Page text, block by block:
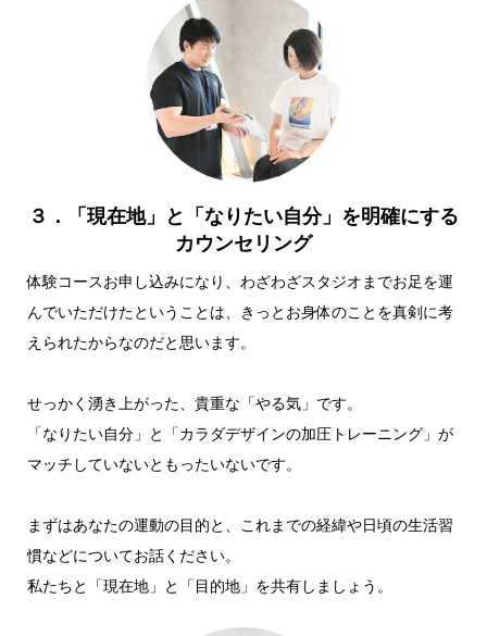
３．「現在地」と「なりたい自分」を明確にする
カウンセリング
体験コースお申し込みになり、わざわざスタジオまでお足を運
んでいただけたということは、きっとお身体のことを真剣に考
えられたからなのだと思います。
せっかく湧き上がった、貴重な「やる気」です。
「なりたい自分」と「カラダデザインの加圧トレーニング」が
マッチしていないともったいないです。
まずはあなたの運動の目的と、これまでの経緯や日頃の生活習
慣などについてお話ください。
私たちと「現在地」と「目的地」を共有しましょう。